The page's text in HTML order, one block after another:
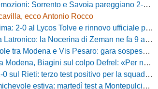
Sorrento e Savoia pareggiano 2-2 in amichevole
ecco Antonio Rocco
2-0 al Lycos Tolve e rinnovo ufficiale per Llanos
la Nocerina di Zeman ne fa 9 all'Atletico Agromonte
e Vis Pesaro: gara sospesa per il grave infortunio di Sersanti
sul colpo Defrel: «Per noi rappresenta un sogno, a volte si realizzano»
Rieti: terzo test positivo per la squadra di Andreucci
estiva: martedì test a Montepulciano contro il Taranto